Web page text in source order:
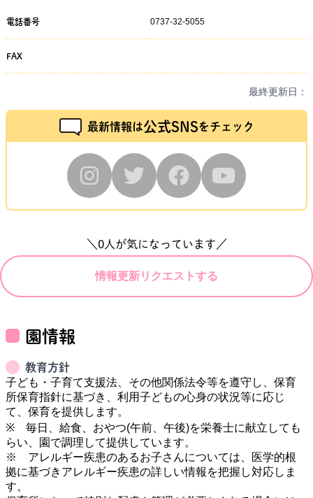
電話番号 0737-32-5055
FAX
最終更新日：
最新情報は公式SNSをチェック
＼ 0人が気になっています／
情報更新リクエストする
園情報
教育方針
子ども・子育て支援法、その他関係法令等を遵守し、保育
所保育指針に基づき、利用子どもの心身の状況等に応じ
て、保育を提供します。
※　毎日、給食、おやつ(午前、午後)を栄養士に献立しても
らい、園で調理して提供しています。
※　アレルギー疾患のあるお子さんについては、医学的根
拠に基づきアレルギー疾患の詳しい情報を把握し対応しま
す。